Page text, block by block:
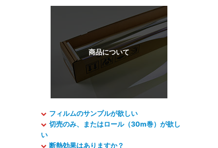
フィルムのサンプルが欲しい
切売のみ、またはロール（30m巻）が欲し
い
断熱効果はありますか？